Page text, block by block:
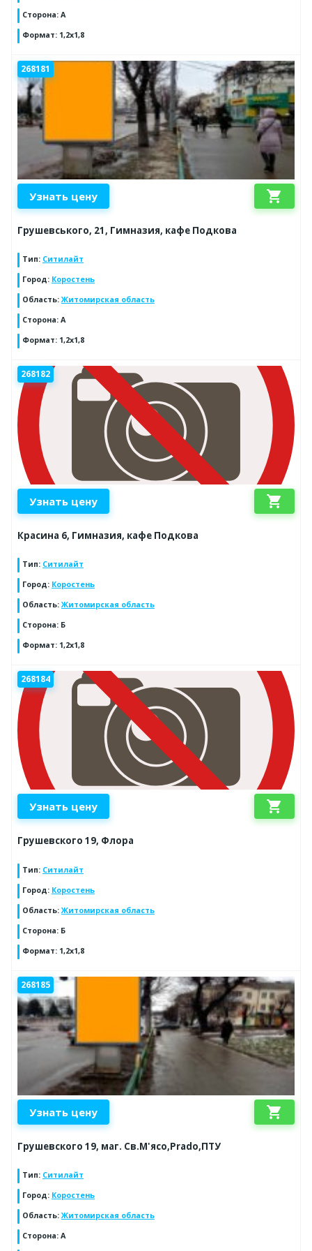
Сторона: А
Формат: 1,2х1,8
268181
Узнать цену shopping_cart
Грушевського, 21, Гимназия, кафе Подкова
Тип: Ситилайт
Город: Коростень
Область: Житомирская область
Сторона: А
Формат: 1,2х1,8
268182
Узнать цену shopping_cart
Красина 6, Гимназия, кафе Подкова
Тип: Ситилайт
Город: Коростень
Область: Житомирская область
Сторона: Б
Формат: 1,2х1,8
268184
Узнать цену shopping_cart
Грушевского 19, Флора
Тип: Ситилайт
Город: Коростень
Область: Житомирская область
Сторона: Б
Формат: 1,2х1,8
268185
Узнать цену shopping_cart
Грушевского 19, маг. Св.М'ясо,Prado,ПТУ
Тип: Ситилайт
Город: Коростень
Область: Житомирская область
Сторона: А